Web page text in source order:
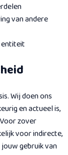
van andere
entiteit
Wij doen ons
en actueel is,
zover
voor indirecte,
gebruik van